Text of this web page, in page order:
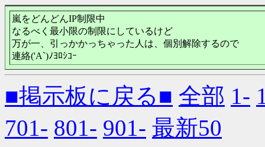
嵐をどんどんIP制限中
なるべく最小限の制限にしているけど
万が一、引っかかっちゃった人は、個別解除するので
連絡('A`)ﾉﾖﾛｼｺｰ
■掲示板に戻る■ 全部 1-
701- 801- 901- 最新50